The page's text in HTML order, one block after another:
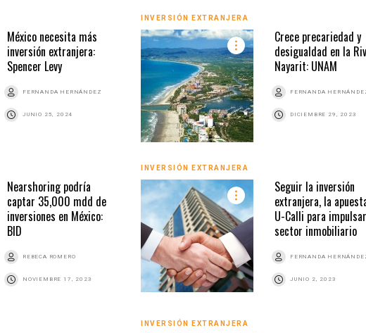
México necesita más
inversión extranjera:
Spencer Levy
FERNANDA HERNÁNDEZ
JUNIO 25, 2024
INVERSIÓN EXTRANJERA
Crece precariedad y
desigualdad en la
Nayarit: UNAM
FERNANDA
DICIEMBRE 29, 2023
Nearshoring podría
captar 35,000 mdd de
inversiones en México:
BID
REBECA ROMERO
NOVIEMBRE 17, 2023
INVERSIÓN EXTRANJERA
Seguir la inversión
extranjera, la
U-Calli para
sector inmobiliario
FERNANDA
JUNIO 2, 2023
INVERSIÓN EXTRANJERA